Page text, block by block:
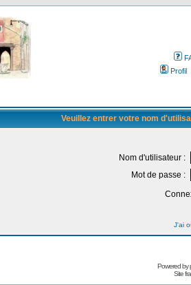
Profil
Veuillez entrer votre nom
Nom d'utilisateur :
Mot de passe :
J'ai
Powered by
Site